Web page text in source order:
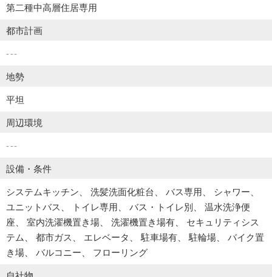
第二種中高層住居専用
都市計画
---
地勢
平坦
周辺環境
---
設備・条件
システムキッチン
洗髪洗面化粧台 バス専用
シャワー
ユニットバス
トイレ専用 バス・トイレ別
温水洗浄便
座
室内洗濯機置き場 洗濯機置き場有
セキュリティシス
テム
都市ガス エレベータ 駐車場有 駐輪場
バイク置
き場
バルコニー
フローリング